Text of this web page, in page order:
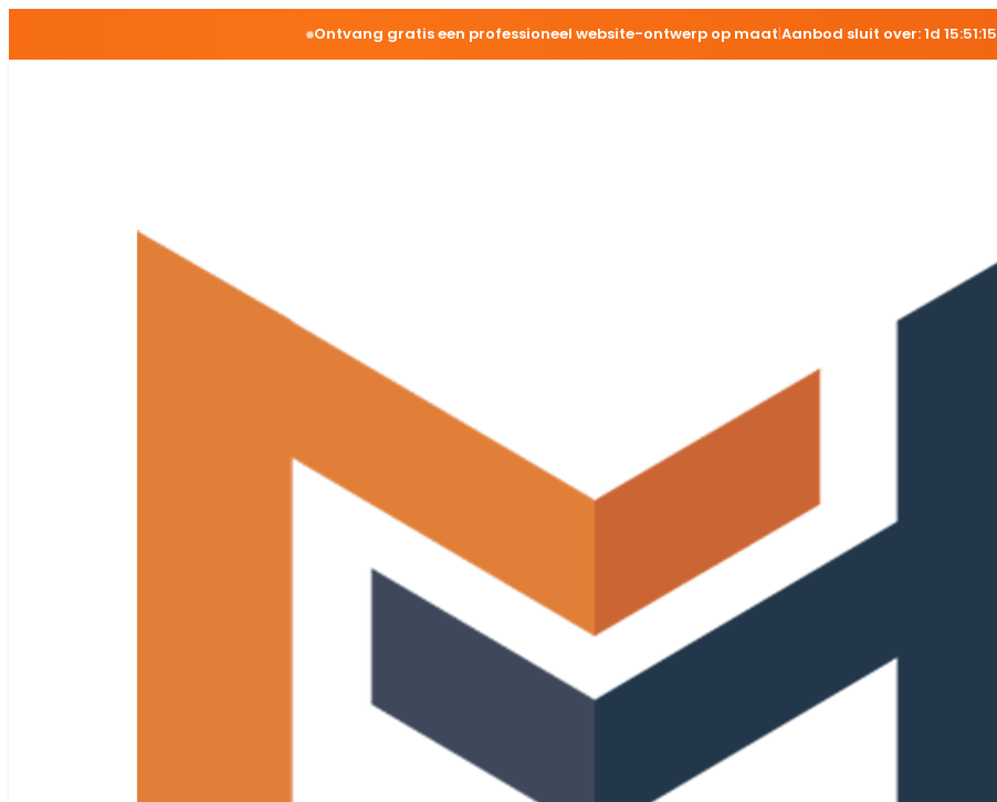
Ontvang gratis een professioneel website-ontwerp op maat|Aanbod sluit over:1d 15:51:13